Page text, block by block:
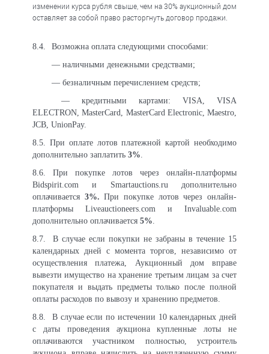
изменении курса рубля свыше, чем на 30% аукционный дом
оставляет за собой право расторгнуть договор продажи.
8.4.
Возможна оплата следующими способами:
— наличными денежными средствами;
— безналичным перечислением средств;
— кредитными картами: VISA, VISA
ELECTRON, MasterCard, MasterCard Electronic, Maestro,
JCB, UnionPay.
8.5. При оплате лотов платежной картой необходимо
дополнительно заплатить 3%.
8.6. При покупке лотов через онлайн-платформы
Bidspirit.com и Smartauctions.ru дополнительно
оплачивается 3%. При покупке лотов через онлайн-
платформы Liveauctioneers.com и Invaluable.com
дополнительно оплачивается 5%.
8.7.
В случае если покупки не забраны в течение 15
календарных дней с момента торгов, независимо от
осуществления платежа, Аукционный дом вправе
вывезти имущество на хранение третьим лицам за счет
покупателя и выдать предметы только после полной
оплаты расходов по вывозу и хранению предметов.
8.8.
В случае если по истечении 10 календарных дней
с даты проведения аукциона купленные лоты не
оплачиваются участником полностью, устроитель